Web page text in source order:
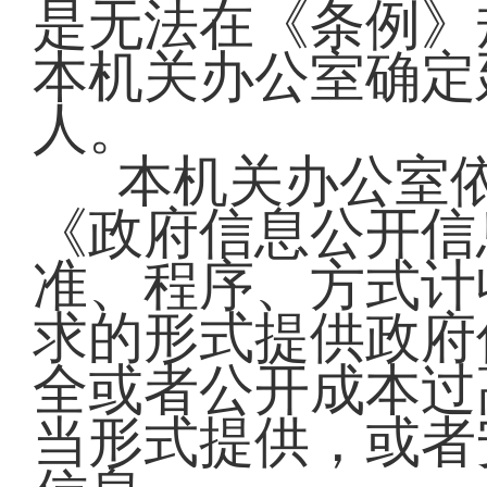
是无法在《条例
本机关办公室确
人。
本机关办公室
《政府信息公开
准、程序、方式
求的形式提供政
全或者公开成本
当形式提供，或